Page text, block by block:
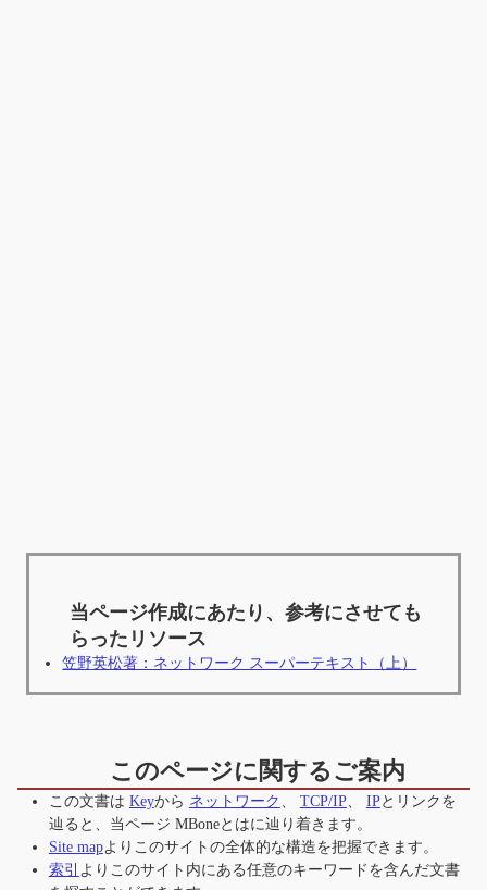
当ページ作成にあたり、参考にさせても
らったリソース
笠野英松著：ネットワーク スーパーテキスト（上）
このページに関するご案内
この文書は Keyから ネットワーク TCP/IP、 IPとリンクを
辿ると、当ページ MBoneとはに辿り着きます。
Site mapよりこのサイトの全体的な構造を把握できます。
索引 よりこのサイト内にある任意のキーワードを含んだ文書